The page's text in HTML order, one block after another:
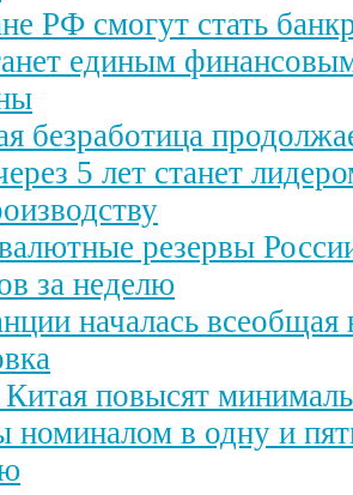
РФ смогут стать
единым
безработица
5 лет станет
резервы
за неделю
началась всеобщая
повысят
в одну и